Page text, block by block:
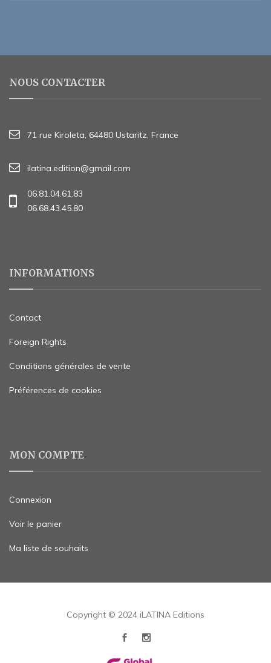
NOUS CONTACTER
71 rue Kiroleta, 64480 Ustaritz, France
ilatina.edition@gmail.com
06.81.04.61.83
06.68.43.45.80
INFORMATIONS
Contact
Foreign Rights
Conditions générales de vente
Préférences de cookies
MON COMPTE
Connexion
Voir le panier
Ma liste de souhaits
Copyright © 2024 iLATINA Editions